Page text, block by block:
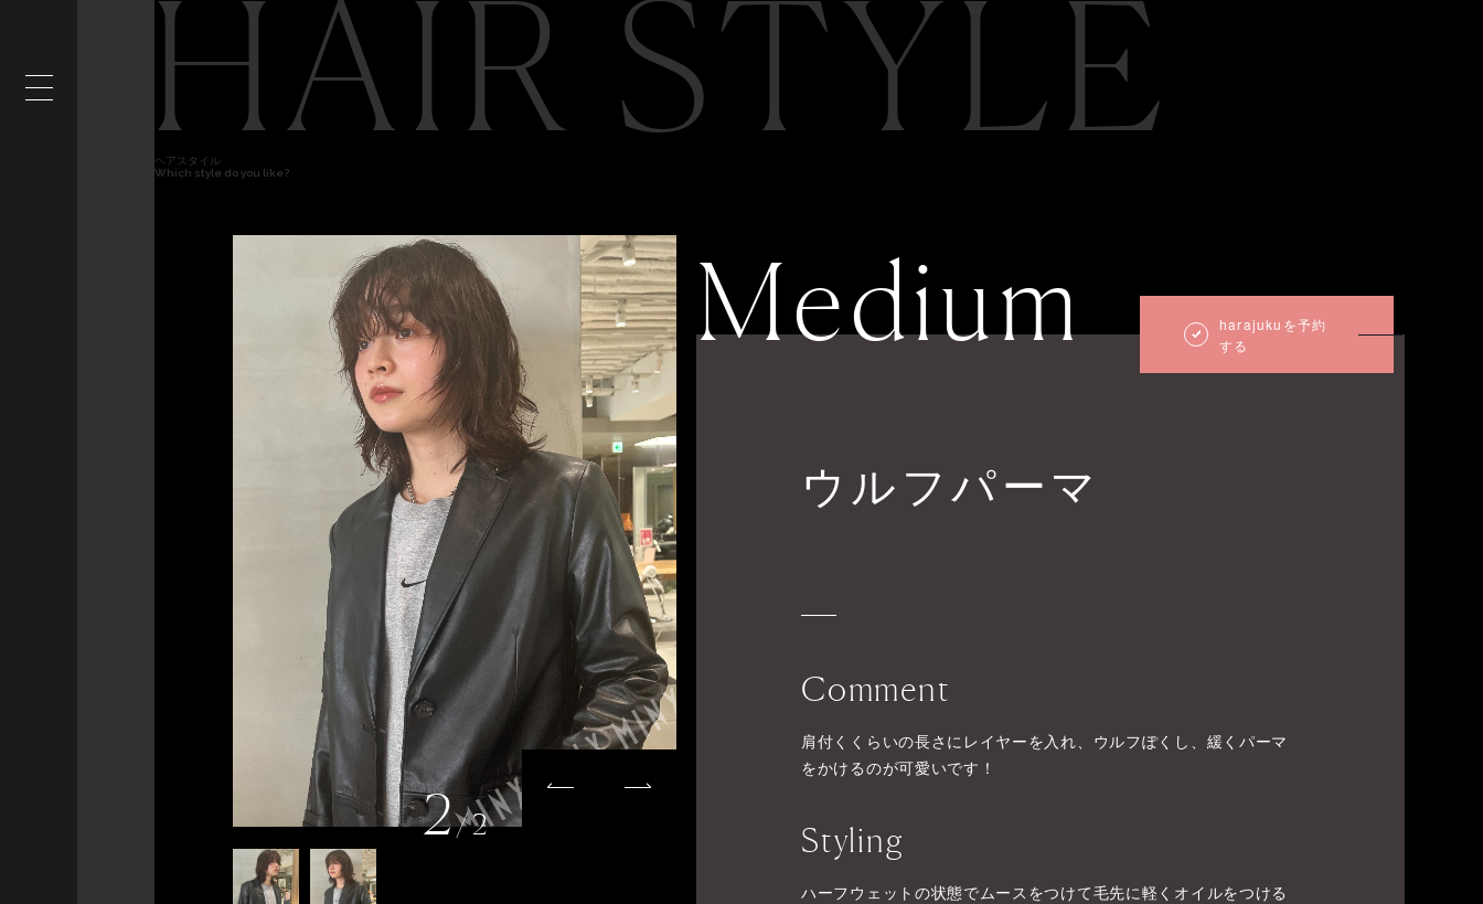
HAIR STYLE
ヘアスタイル
Which style do you like?
2/2
Medium
harajukuを予約
する
ウルフパーマ
Comment
肩付くくらいの長さにレイヤーを入れ、ウルフぽくし、緩くパーマ
をかけるのが可愛いです！
Styling
ハーフウェットの状態でムースをつけて毛先に軽くオイルをつける